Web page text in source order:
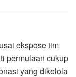
ekspose tim
permulaan cukup
yang dikelola